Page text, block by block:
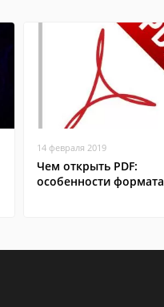
14 февраля 2019
Чем открыть PDF:
особенности формата